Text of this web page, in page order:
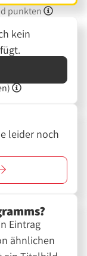
punkten
kein
leider noch
Eintrag
ähnlichen